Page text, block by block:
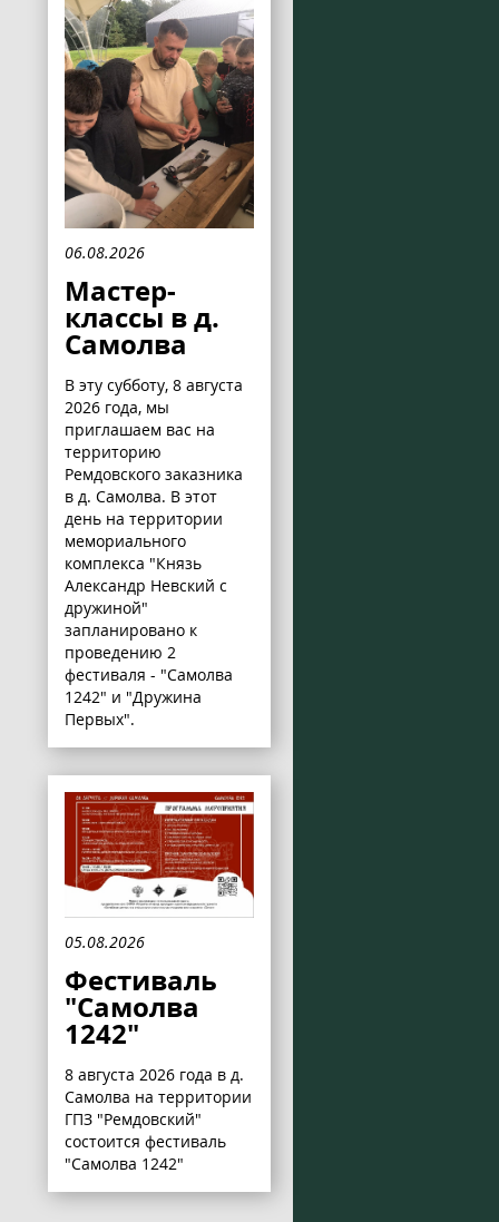
06.08.2026
Мастер-
классы в д.
Самолва
В эту субботу, 8 августа
2026 года, мы
приглашаем вас на
территорию
Ремдовского заказника
в д. Самолва. В этот
день на территории
мемориального
комплекса "Князь
Александр Невский с
дружиной"
запланировано к
проведению 2
фестиваля - "Самолва
1242" и "Дружина
Первых".
05.08.2026
Фестиваль
"Самолва
1242"
8 августа 2026 года в д.
Самолва на территории
ГПЗ "Ремдовский"
состоится фестиваль
"Самолва 1242"